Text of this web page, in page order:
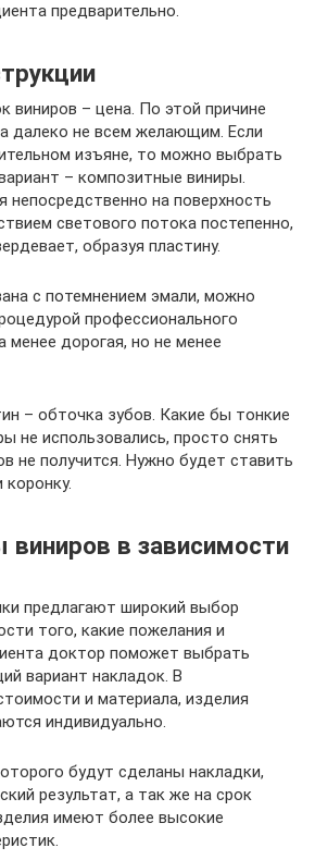
предварительно.
виниров – цена. По этой причине
далеко не всем желающим. Если
изъяне, то можно выбрать
– композитные виниры.
непосредственно на поверхность
светового потока постепенно,
образуя пластину.
с потемнением эмали, можно
профессионального
менее дорогая, но не менее
– обточка зубов. Какие бы тонкие
не использовались, просто снять
не получится. Нужно будет ставить
в зависимости
предлагают широкий выбор
того, какие пожелания и
доктор поможет выбрать
вариант накладок. В
и материала, изделия
индивидуально.
будут сделаны накладки,
результат, а так же на срок
имеют более высокие